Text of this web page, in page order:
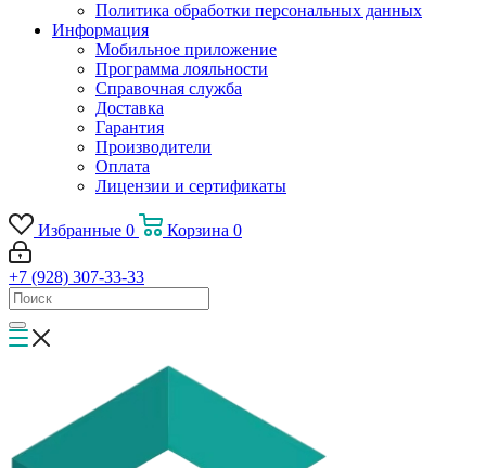
Политика обработки персональных данных
Информация
Мобильное приложение
Программа лояльности
Справочная служба
Доставка
Гарантия
Производители
Оплата
Лицензии и сертификаты
Избранные 0 Корзина 0
+7 (928) 307-33-33